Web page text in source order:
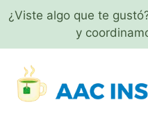
¿Viste algo que te
y